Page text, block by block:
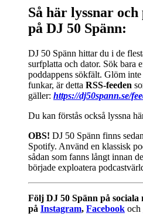
Så här lyssnar
på DJ 50 Spänn:
DJ 50 Spänn hittar du i de
surfplatta och dator. Sök bara
poddappens sökfält. Glöm
funkar, är detta RSS-feeden
gäller: https://dj50spann.se/
Du kan förstås också lyssna
OBS! DJ 50 Spänn finns
Spotify. Använd en klassisk
sådan som fanns långt innan
började exploatera
Följ DJ 50 Spänn på sociala
på Instagram, Facebook och